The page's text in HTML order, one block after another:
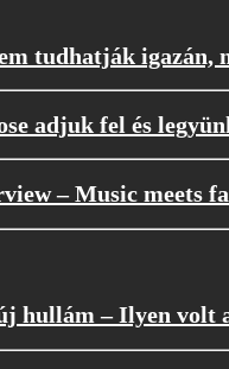
tudhatják
adjuk fel és
– Music meets
hullám – Ilyen volt